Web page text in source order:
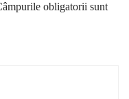
obligatorii sunt